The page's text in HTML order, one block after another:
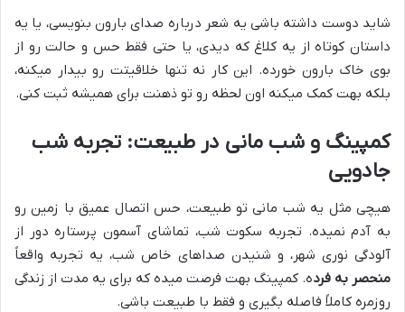
شاید دوست داشته باشی یه شعر درباره صدای بارون بنویسی، یا یه
داستان کوتاه از یه کلاغ که دیدی، یا حتی فقط حس و حالت رو از
بوی خاک بارون خورده. این کار نه تنها خلاقیتت رو بیدار میکنه،
بلکه بهت کمک میکنه اون لحظه رو تو ذهنت برای همیشه ثبت کنی.
کمپینگ و شب مانی در طبیعت: تجربه شب
جادویی
هیچی مثل یه شب مانی تو طبیعت، حس اتصال عمیق با زمین رو
به آدم نمیده. تجربه سکوت شب، تماشای آسمون پرستاره دور از
آلودگی نوری شهر، و شنیدن صداهای خاص شب، یه تجربه واقعاً
منحصر به فرده. کمپینگ بهت فرصت میده که برای یه مدت از زندگی
روزمره کاملاً فاصله بگیری و فقط با طبیعت باشی.